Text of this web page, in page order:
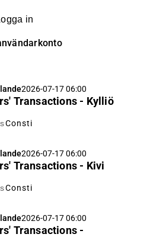
in
2026-07-17 06:00
Transactions - Kylliö
Consti
2026-07-17 06:00
Transactions - Kivi
Consti
2026-07-17 06:00
Transactions -